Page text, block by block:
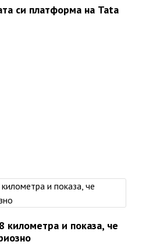
си платформа на Tata
километра и показа, че